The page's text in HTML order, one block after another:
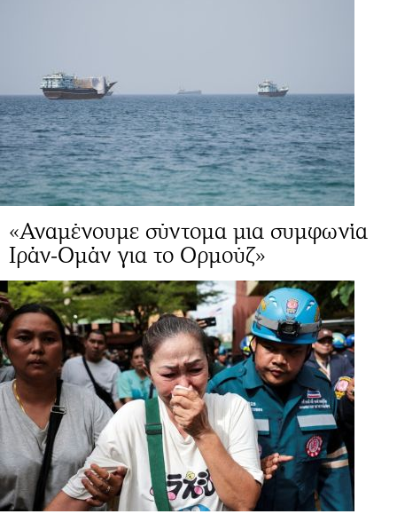
«Αναμένουμε σύντομα μια συμφωνία
Ιράν-Ομάν για το Ορμούζ»